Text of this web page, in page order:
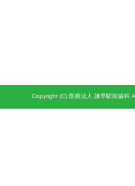
Copyright (C) 医療法人 諫早駅前歯科